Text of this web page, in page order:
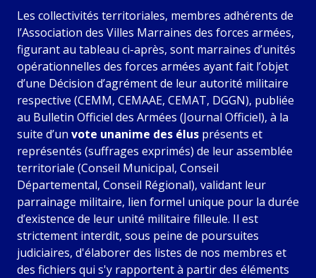
Les collectivités territoriales, membres adhérents de
l’Association des Villes Marraines des forces armées,
figurant au tableau ci-après, sont marraines d’unités
opérationnelles des forces armées ayant fait l’objet
d’une Décision d’agrément de leur autorité militaire
respective (CEMM, CEMAAE, CEMAT, DGGN), publiée
au Bulletin Officiel des Armées (Journal Officiel), à la
suite d’un vote unanime des élus présents et
représentés (suffrages exprimés) de leur assemblée
territoriale (Conseil Municipal, Conseil
Départemental, Conseil Régional), validant leur
parrainage militaire, lien formel unique pour la durée
d’existence de leur unité militaire filleule. Il est
strictement interdit, sous peine de poursuites
judiciaires, d'élaborer des listes de nos membres et
des fichiers qui s'y rapportent à partir des éléments